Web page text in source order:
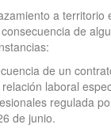
a territorio
de
de un
laboral
regulada
de junio.